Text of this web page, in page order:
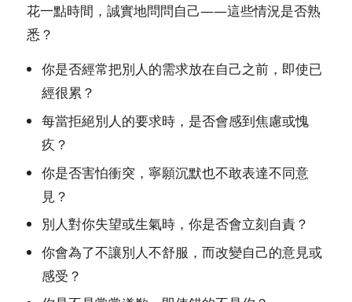
花一點時間，誠實地問問自己——這些情況是否熟
悉？
你是否經常把別人的需求放在自己之前，即使已
經很累？
每當拒絕別人的要求時，是否會感到焦慮或愧
疚？
你是否害怕衝突，寧願沉默也不敢表達不同意
見？
別人對你失望或生氣時，你是否會立刻自責？
你會為了不讓別人不舒服，而改變自己的意見或
感受？